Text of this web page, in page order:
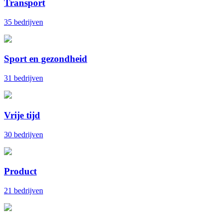
Transport
35 bedrijven
Sport en gezondheid
31 bedrijven
Vrije tijd
30 bedrijven
Product
21 bedrijven